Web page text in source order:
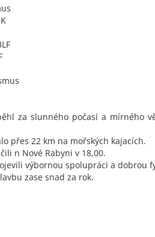
za slunného počasí a mírného
přes 22 km na mořských kajacích.
n Nové Rabyni v 18,00.
výbornou spolupráci a dobrou
zase snad za rok.